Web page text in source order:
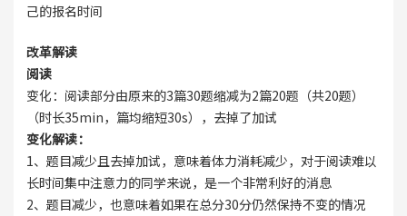
己的报名时间
改革解读
阅读
变化：阅读部分由原来的3篇30题缩减为2篇20题（共20题）
（时长35min，篇均缩短30s），去掉了加试
变化解读：
1、题目减少且去掉加试，意味着体力消耗减少，对于阅读难以
长时间集中注意力的同学来说，是一个非常利好的消息
2、题目减少，也意味着如果在总分30分仍然保持不变的情况